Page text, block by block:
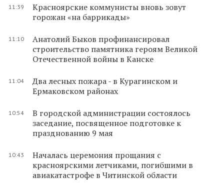
11:39
Красноярские коммунисты вновь зовут
горожан «на баррикады»
11:10
Анатолий Быков профинансировал
строительство памятника героям Великой
Отечественной войны в Канске
11:04
Два лесных пожара - в Курагинском и
Ермаковском районах
10:54
В городской администрации состоялось
заседание, посвященное подготовке к
празднованию 9 мая
10:43
Началась церемония прощания с
красноярскими летчиками, погибшими в
авиакатастрофе в Читинской области